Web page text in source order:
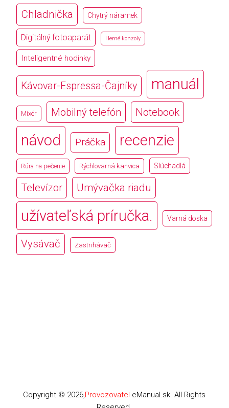
Chladnička Chytrý náramek
Digitálný fotoaparát Herné konzoly
Inteligentné hodinky
Kávovar-Espressa-Čajníky manuál
Mixér Mobilný telefón Notebook
návod Práčka recenzie
Rúra na pečenie Rýchlovarná kanvica Slúchadlá
Televízor Umývačka riadu
užívateľská príručka. Varná doska
Vysávač Zastrihávač
Copyright © 2026,Provozovatel eManual.sk. All Rights